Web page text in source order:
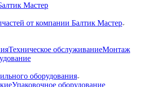
Мастер
от компании Балтик Мастер
Техническое обслуживаниеМонтаж
оборудования
Упаковочное оборудование